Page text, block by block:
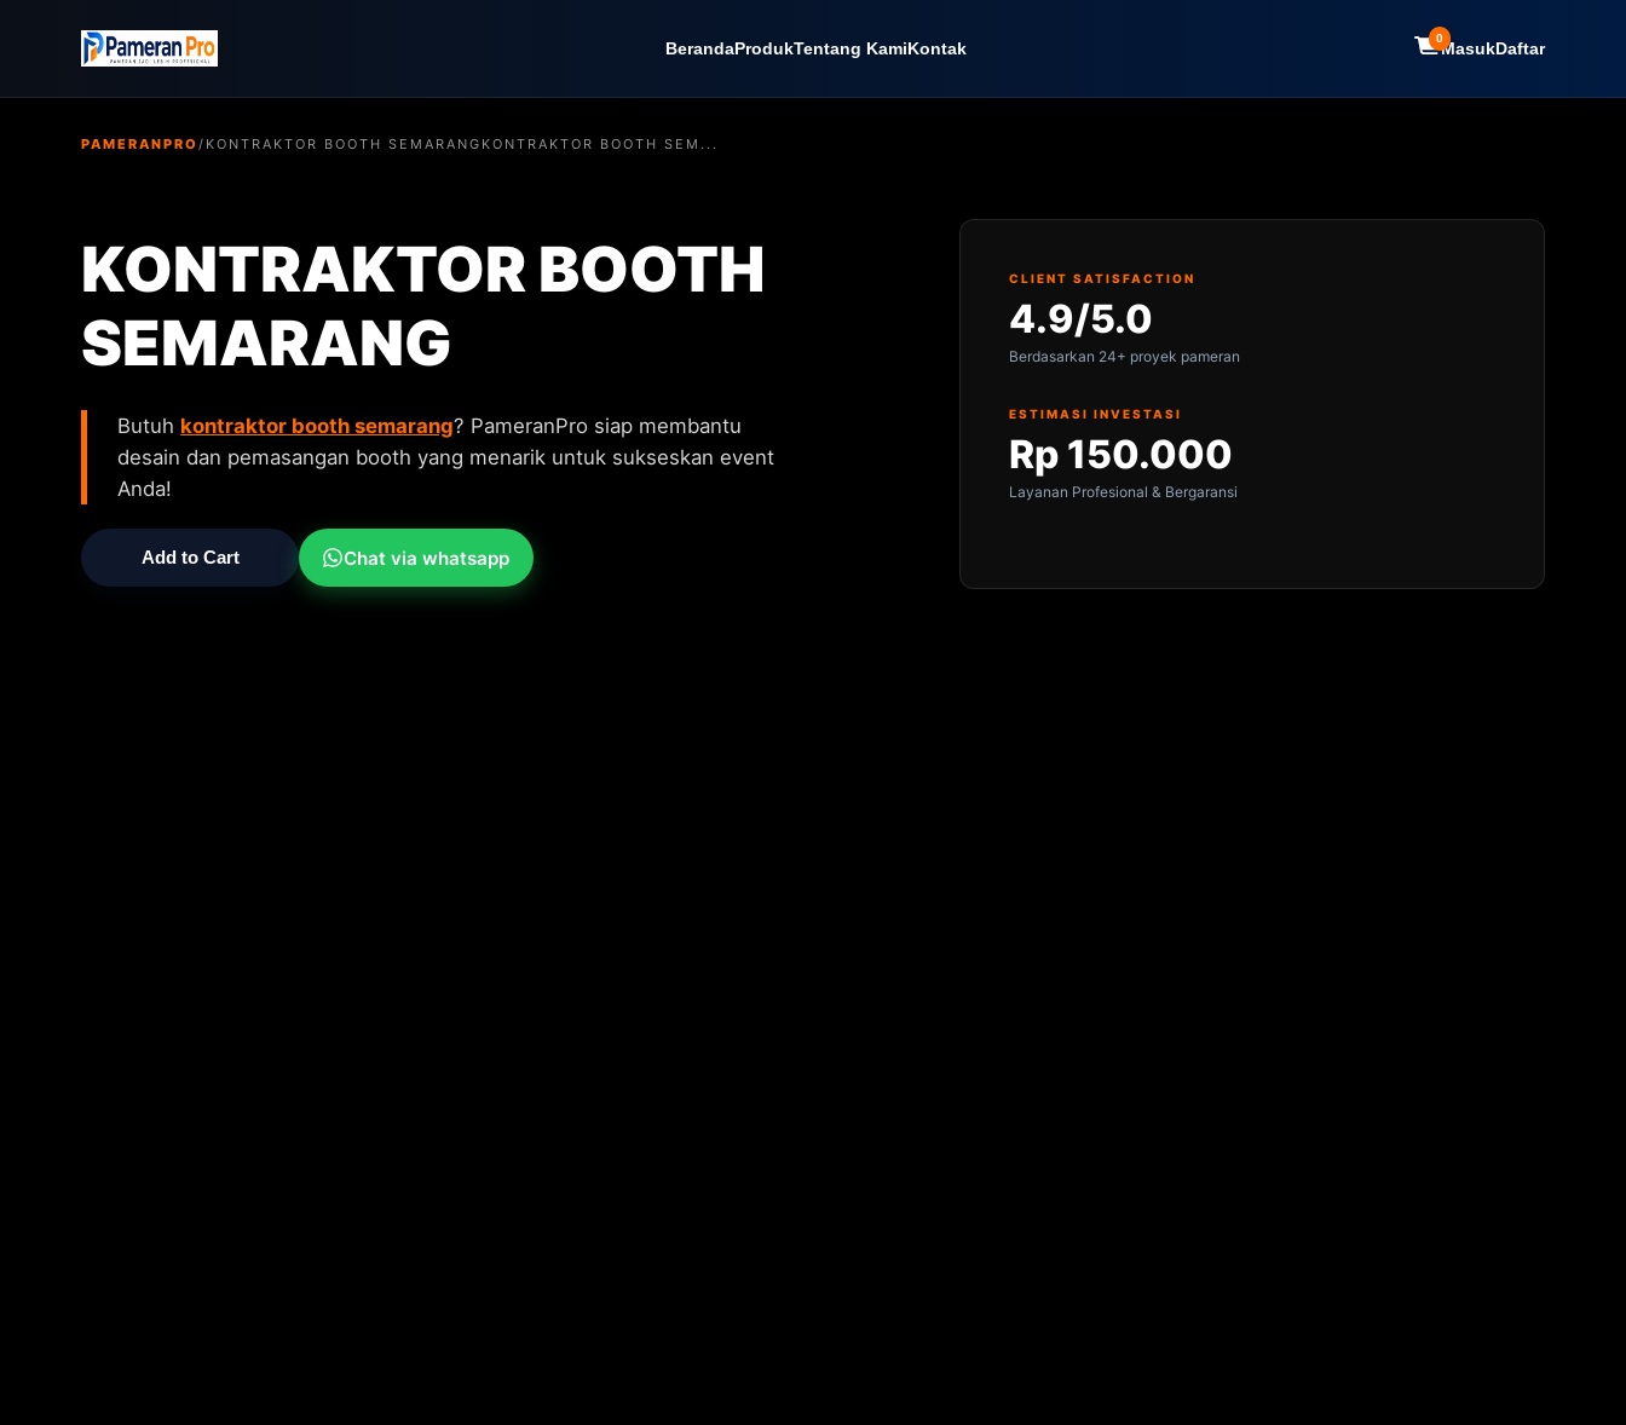
BerandaProdukTentang KamiKontak 0MasukDaftar
PAMERANPRO/ KONTRAKTOR BOOTH SEMARANG KONTRAKTOR BOOTH SEM...
KONTRAKTOR BOOTH
SEMARANG
Butuh kontraktor booth semarang? PameranPro siap membantu
desain dan pemasangan booth yang menarik untuk sukseskan event
Anda!
Add to Cart Chat via whatsapp
CLIENT SATISFACTION
4.9/5.0
Berdasarkan 24+ proyek pameran
ESTIMASI INVESTASI
Rp 150.000
Layanan Profesional & Bergaransi